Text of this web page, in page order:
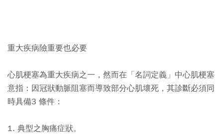
重大疾病險重要也必要
心肌梗塞為重大疾病之一，然而在「名詞定義」中心肌梗塞
意指：因冠狀動脈阻塞而導致部分心肌壞死，其診斷必須同
時具備3 條件：
1. 典型之胸痛症狀。